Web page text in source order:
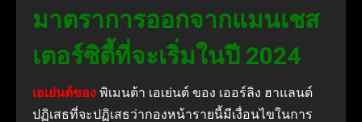
มาตราการออกจากแมนเชส
เตอร์ซิตี้ที่จะเริ่มในปี 2024
เอเย่นต์ของ พิเมนต้า เอเย่นต์ ของ เออร์ลิง ฮาแลนด์
ปฏิเสธที่จะปฏิเสธว่ากองหน้ารายนี้มีเงื่อนไขในการ